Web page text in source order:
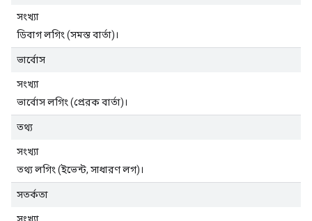
সংখ্যা
ডিবাগ লগিং (সমস্ত বার্তা)।
ভার্বোস
সংখ্যা
ভার্বোস লগিং (প্রেরক বার্তা)।
তথ্য
সংখ্যা
তথ্য লগিং (ইভেন্ট, সাধারণ লগ)।
সতর্কতা